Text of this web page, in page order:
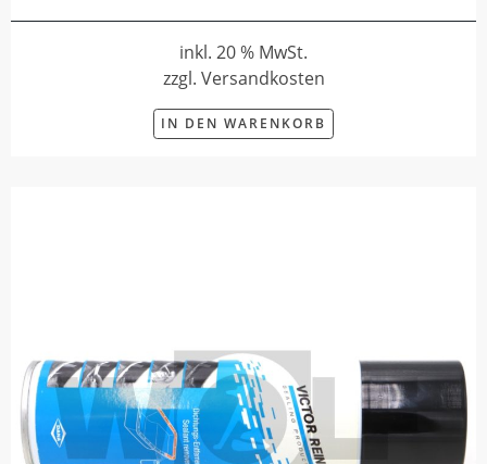
inkl. 20 % MwSt.
zzgl. Versandkosten
IN DEN WARENKORB